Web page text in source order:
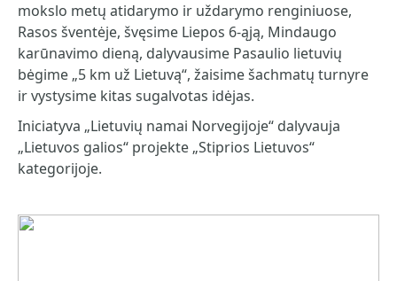
mokslo metų atidarymo ir uždarymo renginiuose,
Rasos šventėje, švęsime Liepos 6-ąją, Mindaugo
karūnavimo dieną, dalyvausime Pasaulio lietuvių
bėgime „5 km už Lietuvą“, žaisime šachmatų turnyre
ir vystysime kitas sugalvotas idėjas.
Iniciatyva „Lietuvių namai Norvegijoje“ dalyvauja
„Lietuvos galios“ projekte „Stiprios Lietuvos“
kategorijoje.